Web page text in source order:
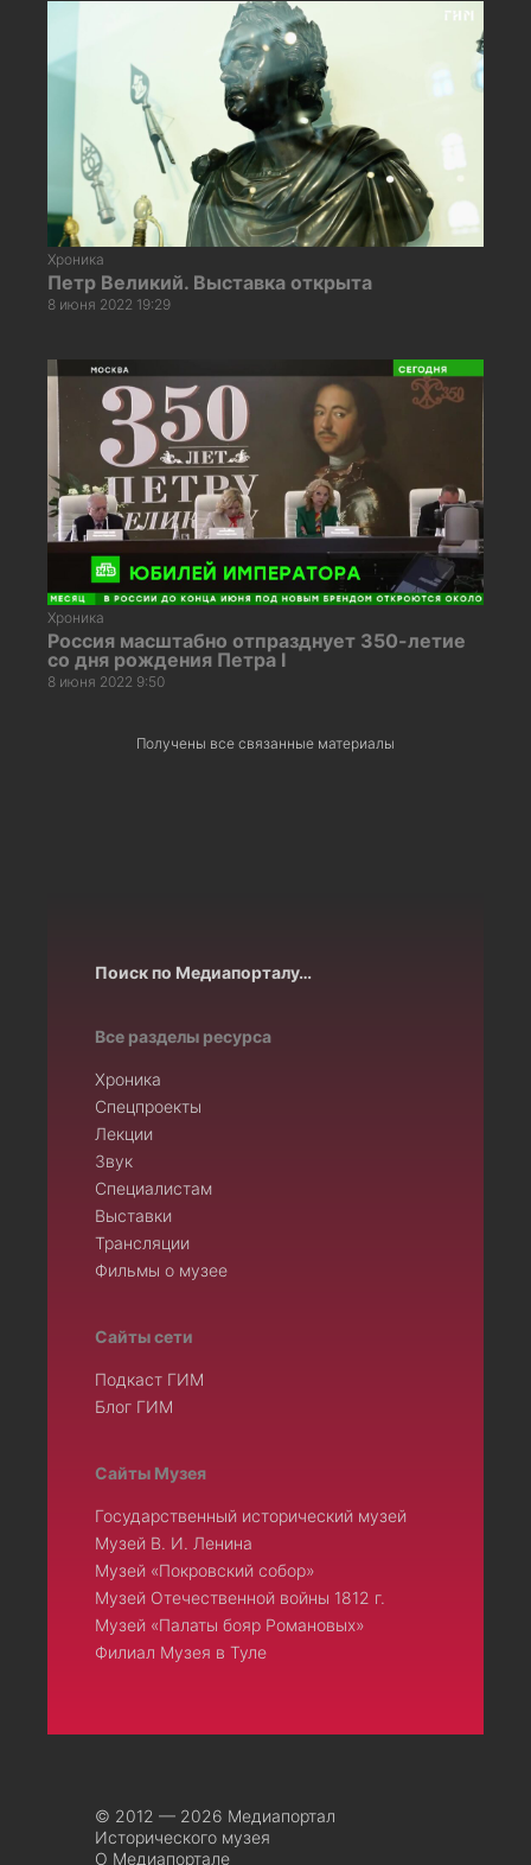
Хроника
Петр Великий. Выставка открыта
8 июня 2022 19:29
Хроника
Россия масштабно отпразднует 350-летие
со дня рождения Петра I
8 июня 2022 9:50
Получены все связанные материалы
Поиск по Медиапорталу…
Все разделы ресурса
Хроника
Спецпроекты
Лекции
Звук
Специалистам
Выставки
Трансляции
Фильмы о музее
Сайты сети
Подкаст ГИМ
Блог ГИМ
Сайты Музея
Государственный исторический музей
Музей В. И. Ленина
Музей «Покровский собор»
Музей Отечественной войны 1812 г.
Музей «Палаты бояр Романовых»
Филиал Музея в Туле
© 2012 — 2026 Медиапортал
Исторического музея
О Медиапортале